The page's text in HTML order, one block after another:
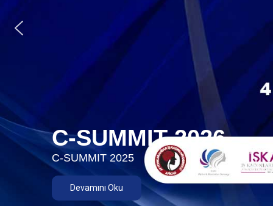
C-SUMMIT 2026
C-SUMMIT 2025
Devamını Oku